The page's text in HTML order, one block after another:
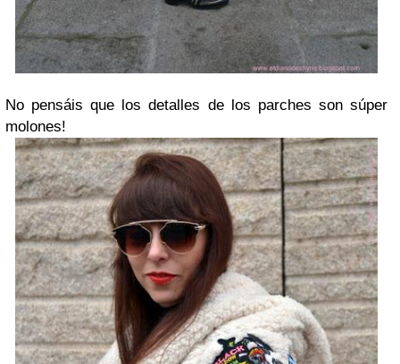
No pensáis que los detalles de los parches son súper
molones!